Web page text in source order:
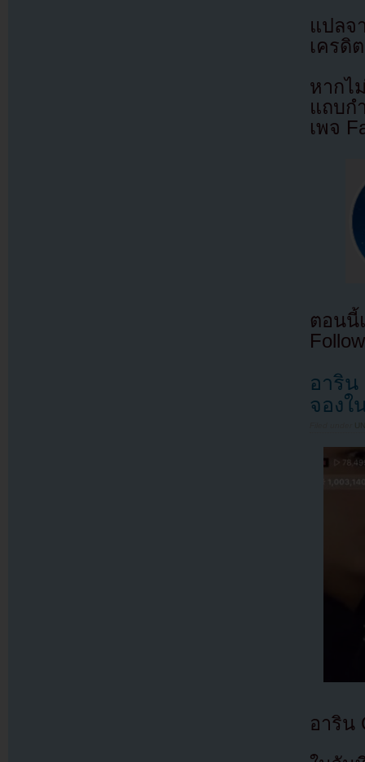
แปล
เครดิ
หากไ
แถบก
เพจ
ตอนนี้
อาริน
จองใ
อาริน